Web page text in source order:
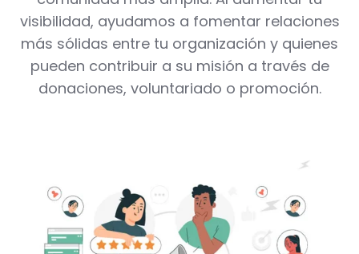
visibilidad, ayudamos a fomentar relaciones
más sólidas entre tu organización y quienes
pueden contribuir a su misión a través de
donaciones, voluntariado o promoción.